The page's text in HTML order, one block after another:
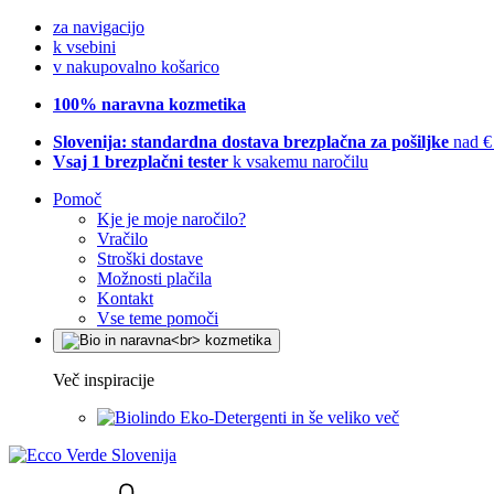
za navigacijo
k vsebini
v nakupovalno košarico
100% naravna kozmetika
Slovenija: standardna dostava brezplačna za pošiljke nad
Vsaj 1 brezplačni tester k vsakemu naročilu
Pomoč
Kje je moje naročilo?
Vračilo
Stroški dostave
Možnosti plačila
Kontakt
Vse teme pomoči
Več inspiracije
Eko-Detergenti in še veliko več